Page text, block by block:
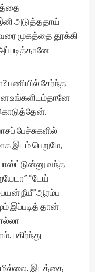
அடுத்ததாய்
முகத்தை தூக்கி
பணியில் சேர்ந்த
உங்களிடம்தானே
பேச்சுகளில்
இடம் பெறுமே,
வந்த
“டேய்
நீயீ”ஆரம்ப
இப்படித் தான்
பகிர்ந்து
இடத்தை